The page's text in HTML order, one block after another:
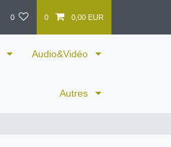
0 0 0,00 EUR
Audio&Vidéo
Autres